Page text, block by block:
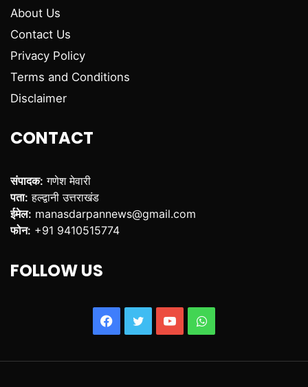
About Us
Contact Us
Privacy Policy
Terms and Conditions
Disclaimer
CONTACT
संपादक: गणेश मेवारी
पता: हल्द्वानी उत्तराखंड
ईमेल: manasdarpannews@gmail.com
फोन: +91 9410515774
FOLLOW US
Facebook
TwitterYouTubeWhatsApp